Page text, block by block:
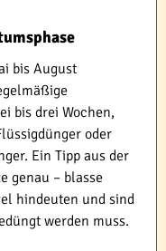
bis August
bis drei Wochen,
oder
Ein Tipp aus der
genau – blasse
hindeuten und sind
werden muss.